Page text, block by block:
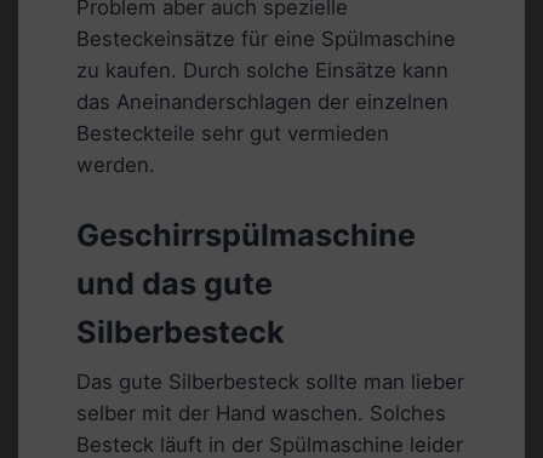
Problem aber auch spezielle
Besteckeinsätze für eine Spülmaschine
zu kaufen. Durch solche Einsätze kann
das Aneinanderschlagen der einzelnen
Besteckteile sehr gut vermieden
werden.
Geschirrspülmaschine
und das gute
Silberbesteck
Das gute Silberbesteck sollte man lieber
selber mit der Hand waschen. Solches
Besteck läuft in der Spülmaschine leider